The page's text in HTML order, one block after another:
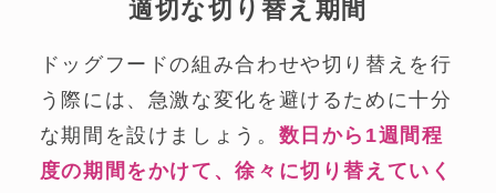
適切な切り替え期間
ドッグフードの組み合わせや切り替えを行
う際には、急激な変化を避けるために十分
な期間を設けましょう。 数日から1週間程
度の期間をかけて、徐々に切り替えていく